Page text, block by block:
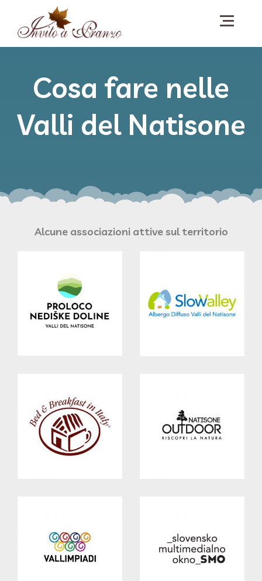
Cosa fare nelle
Valli del Natisone
Alcune associazioni attive sul territorio